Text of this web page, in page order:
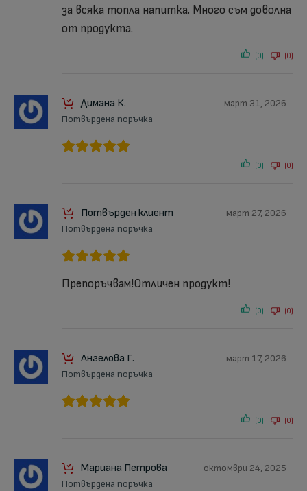
за всяка топла напитка. Много съм доволна
от продукта.
(0) (0)
Димана К.
Потвърдена поръчка
март 31, 2026
(0) (0)
Потвърден клиент
Потвърдена поръчка
март 27, 2026
Препоръчвам!Отличен продукт!
(0) (0)
Ангелова Г.
Потвърдена поръчка
март 17, 2026
(0) (0)
Мариана Петрова
Потвърдена поръчка
октомври 24, 2025